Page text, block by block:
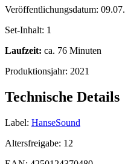
Veröffentlichungsdatum:
Set-Inhalt: 1
Laufzeit: ca. 76 Minuten
Produktionsjahr: 2021
Technische Details
Label: HanseSound
Altersfreigabe: 12